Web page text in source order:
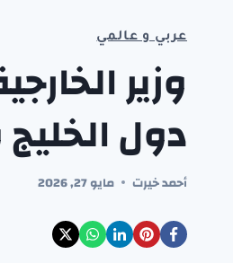
عربي و عالمي
وزير
دول
أحمد خيرت مايو 27, 2026